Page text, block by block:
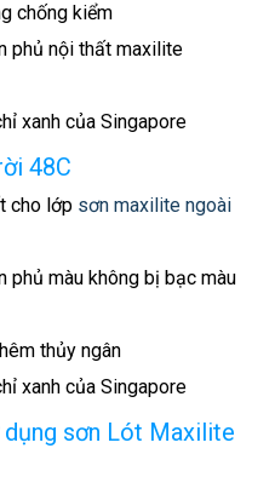
chống kiểm
phủ nội thất maxilite
xanh của Singapore
48C
cho lớp sơn maxilite ngoài
phủ màu không bị bạc màu
thủy ngân
xanh của Singapore
sơn Lót Maxilite